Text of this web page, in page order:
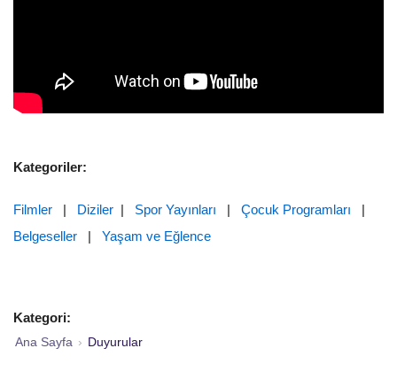
Kategoriler:
Filmler | Diziler | Spor Yayınları | Çocuk Programları |
Belgeseller | Yaşam ve Eğlence
Kategori:
Ana Sayfa › Duyurular